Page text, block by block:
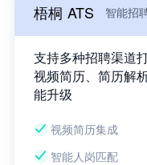
梧桐 ATS 智能招
支持多种招聘渠道
视频简历、简历解
能升级
视频简历集成
智能人岗匹配